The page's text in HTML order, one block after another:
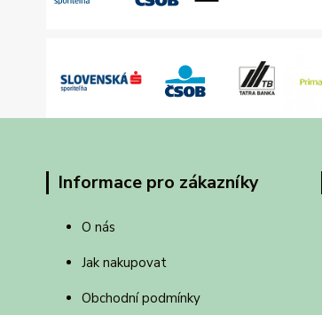
Informace pro zákazníky
O nás
Jak nakupovat
Obchodní podmínky